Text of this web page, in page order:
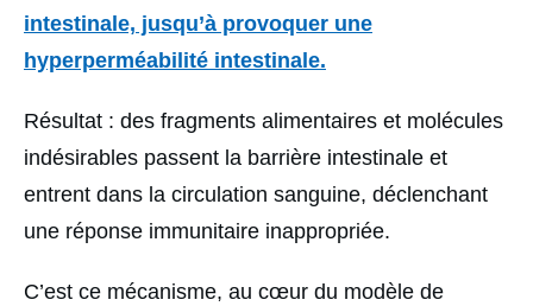
intestinale, jusqu’à provoquer une
hyperperméabilité intestinale.
Résultat : des fragments alimentaires et molécules
indésirables passent la barrière intestinale et
entrent dans la circulation sanguine, déclenchant
une réponse immunitaire inappropriée.
C’est ce mécanisme, au cœur du modèle de